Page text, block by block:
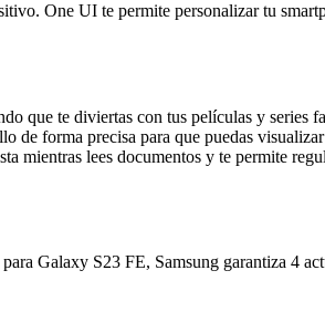
One UI te permite personalizar tu
que te diviertas con tus películas y series
de forma precisa para que puedas
mientras lees documentos y te permite
Galaxy S23 FE, Samsung garantiza 4